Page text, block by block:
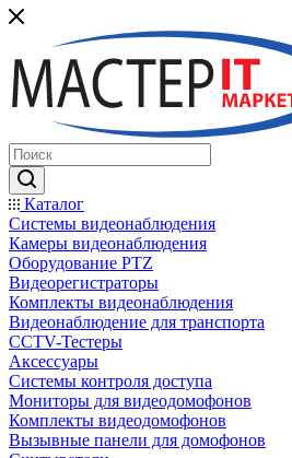
Каталог
Системы видеонаблюдения
Камеры видеонаблюдения
Оборудование PTZ
Видеорегистраторы
Комплекты видеонаблюдения
Видеонаблюдение для транспорта
CCTV-Тестеры
Аксессуары
Системы контроля доступа
Мониторы для видеодомофонов
Комплекты видеодомофонов
Вызывные панели для домофонов